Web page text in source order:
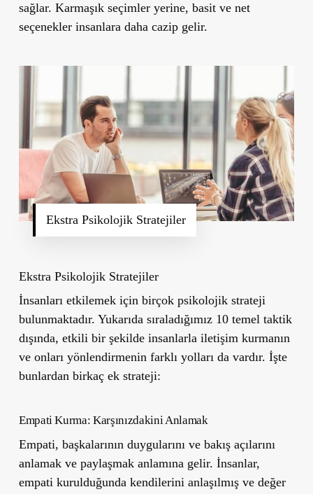
sağlar. Karmaşık seçimler yerine, basit ve net
seçenekler insanlara daha cazip gelir.
Ekstra Psikolojik Stratejiler
Ekstra Psikolojik Stratejiler
İnsanları etkilemek için birçok psikolojik strateji
bulunmaktadır. Yukarıda sıraladığımız 10 temel taktik
dışında, etkili bir şekilde insanlarla iletişim kurmanın
ve onları yönlendirmenin farklı yolları da vardır. İşte
bunlardan birkaç ek strateji:
Empati Kurma: Karşınızdakini Anlamak
Empati, başkalarının duygularını ve bakış açılarını
anlamak ve paylaşmak anlamına gelir. İnsanlar,
empati kurulduğunda kendilerini anlaşılmış ve değer